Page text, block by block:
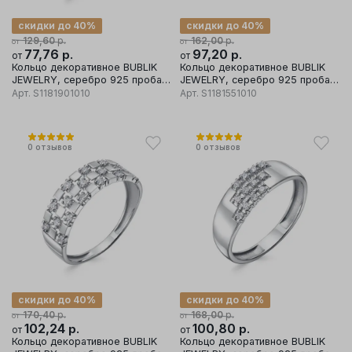
от 129,60р.
скидки до 40%
от 77,76 р.
Кольцо декоративное BUBLIK
JEWELRY, серебро 925 проба,
вставка фианит
Арт. S1181901010
от 162,00р.
скидки до 40%
от 97,20 р.
Кольцо декоративное BUBLIK
JEWELRY, серебро 925 проба,
вставка фианит
Арт. S1181551010
0 отзывов
от 170,40р.
скидки до 40%
от 102,24 р.
Кольцо декоративное BUBLIK
0 отзывов
от 168,00р.
скидки до 40%
от 100,80 р.
Кольцо декоративное BUBLIK